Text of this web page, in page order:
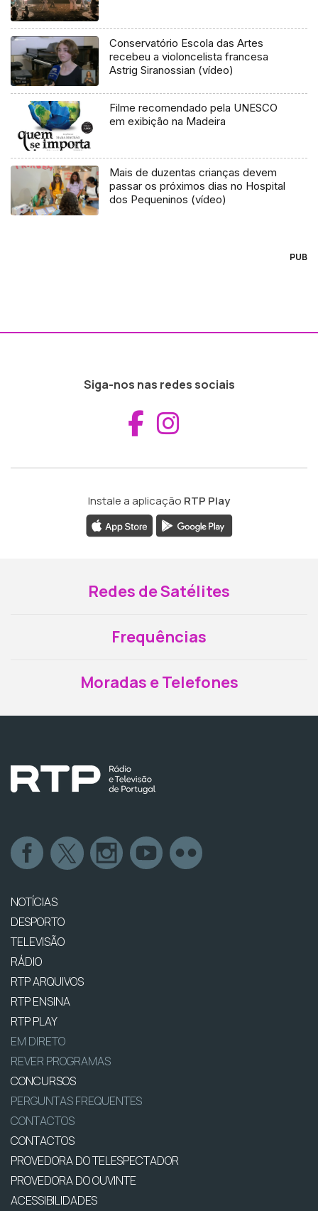
Conservatório Escola das Artes
recebeu a violoncelista francesa
Astrig Siranossian (vídeo)
Filme recomendado pela UNESCO
em exibição na Madeira
Mais de duzentas crianças devem
passar os próximos dias no Hospital
dos Pequeninos (vídeo)
PUB
Siga-nos nas redes sociais
Aceder ao
Instale a aplicação RTP Play
Redes de Satélites
Frequências
Moradas e Telefones
NOTÍCIAS
DESPORTO
TELEVISÃO
RÁDIO
RTP ARQUIVOS
RTP ENSINA
RTP PLAY
EM DIRETO
REVER PROGRAMAS
CONCURSOS
PERGUNTAS FREQUENTES
CONTACTOS
CONTACTOS
PROVEDORA DO TELESPECTADOR
PROVEDORA DO OUVINTE
ACESSIBILIDADES